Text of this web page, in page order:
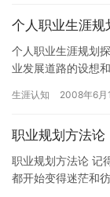
个人职业生涯规
个人职业生涯规划
业发展道路的设想
生涯认知 2008年6月
职业规划方法论
职业规划方法论 记
都开始变得迷茫和